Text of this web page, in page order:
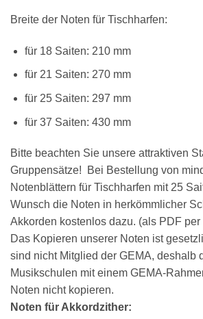
Breite der Noten für Tischharfen:
für 18 Saiten: 210 mm
für 21 Saiten: 270 mm
für 25 Saiten: 297 mm
für 37 Saiten: 430 mm
Bitte beachten Sie unsere attraktiven
Gruppensätze! Bei Bestellung von
Notenblättern für Tischharfen mit 25
Wunsch die Noten in herkömmlicher
Akkorden kostenlos dazu. (als PDF per
Das Kopieren unserer Noten ist
sind nicht Mitglied der GEMA, deshalb
Musikschulen mit einem GEMA-
Noten nicht kopieren.
Noten für Akkordzither: